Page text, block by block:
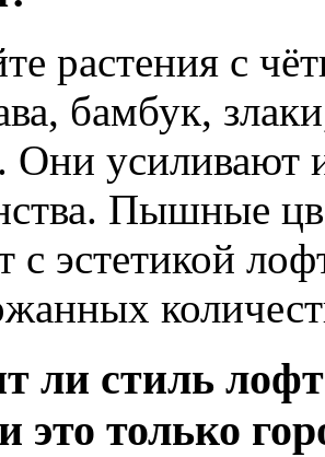
растения с
бамбук,
Они усиливают
Пышные
с эстетикой
ли стиль
это только